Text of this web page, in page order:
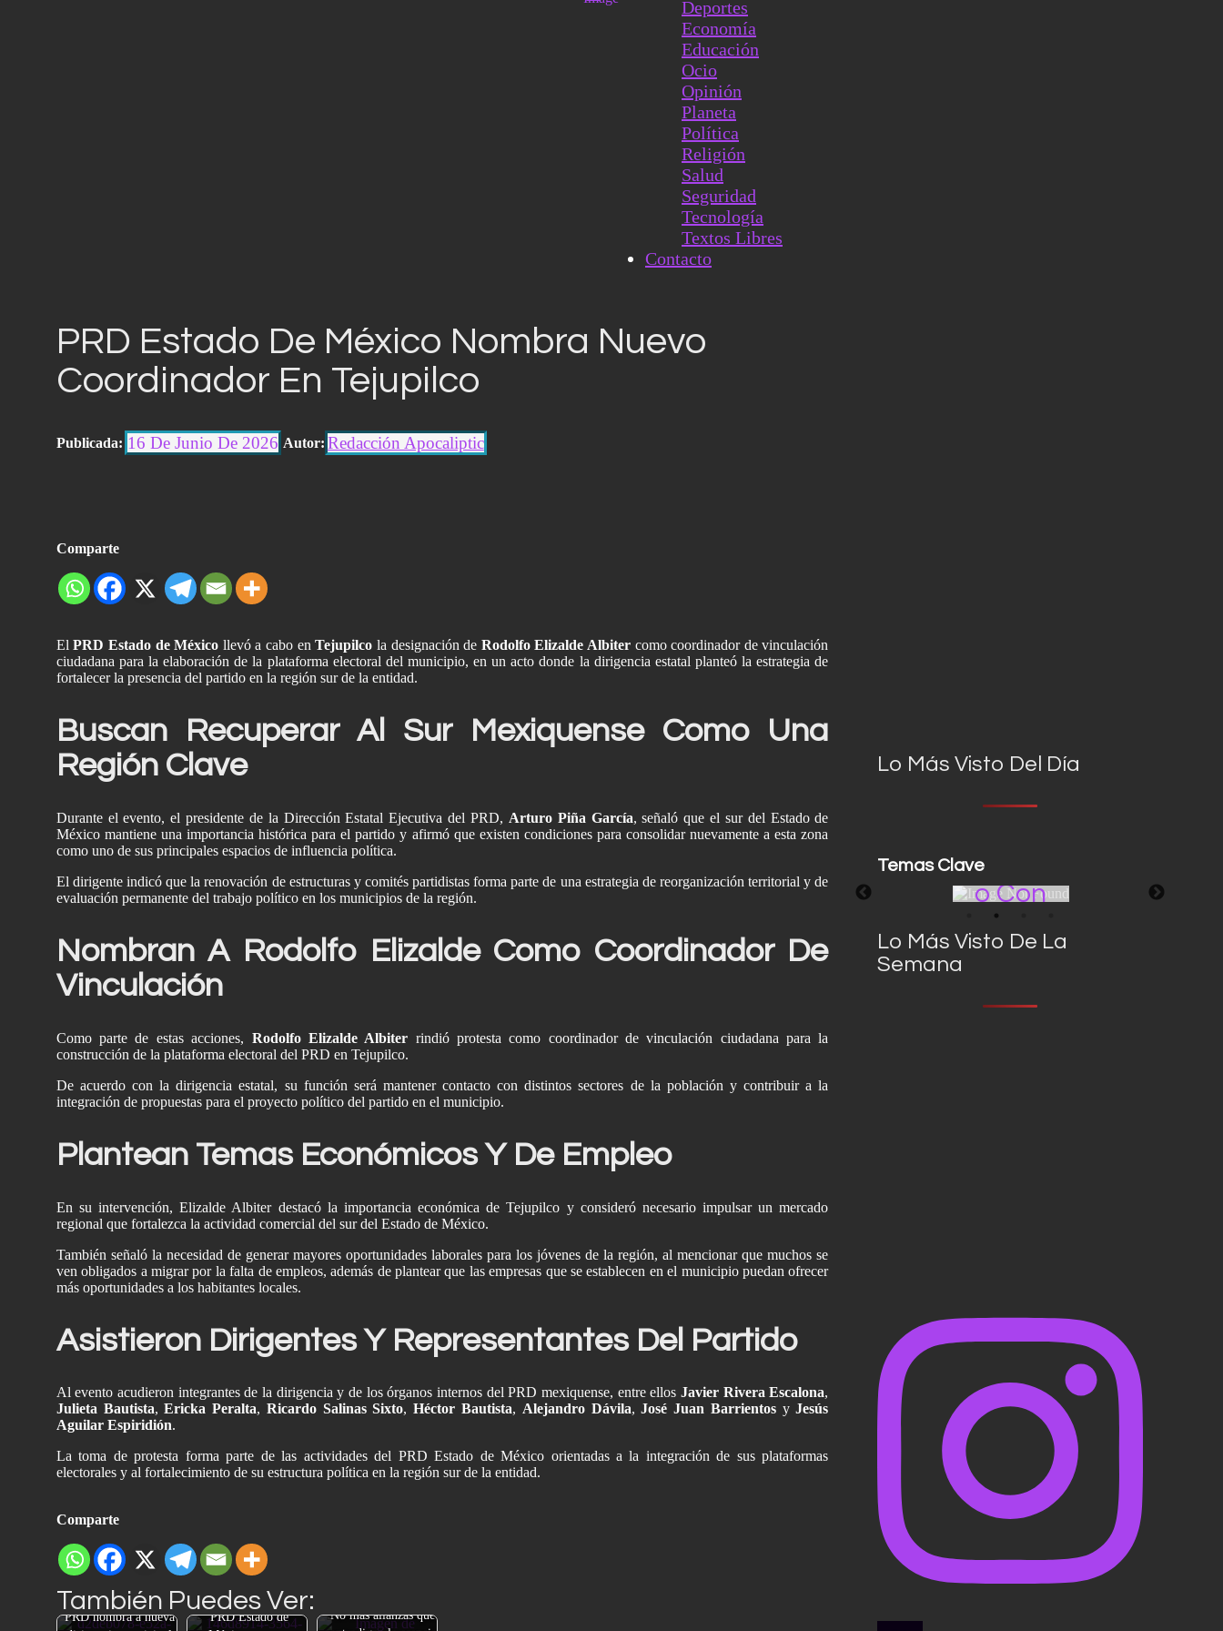
Deportes
Economía
Educación
Ocio
Opinión
Planeta
Política
Religión
Salud
Seguridad
Tecnología
Textos Libres
Contacto
PRD Estado De México Nombra Nuevo
Coordinador En Tejupilco
Publicada: 16 De Junio De 2026 Autor: Redacción Apocaliptic
Comparte
ElPRD Estado de México llevó a cabo enTejupilco la designación de Rodolfo Elizalde Albiter como coordinador de vinculación
ciudadana para la elaboración de la plataforma electoral del municipio, en un acto donde la dirigencia estatal planteó la estrategia de
fortalecer la presencia del partido en la región sur de la entidad.
Buscan Recuperar Al Sur Mexiquense Como Una
Región Clave
Durante el evento, el presidente de la Dirección Estatal Ejecutiva del PRD, Arturo Piña García, señaló que el sur del Estado de
México mantiene una importancia histórica para el partido y afirmó que existen condiciones para consolidar nuevamente a esta zona
como uno de sus principales espacios de influencia política.
El dirigente indicó que la renovación de estructuras y comités partidistas forma parte de una estrategia de reorganización territorial y de
evaluación permanente del trabajo político en los municipios de la región.
Nombran A Rodolfo Elizalde Como Coordinador De
Vinculación
Como parte de estas acciones, Rodolfo Elizalde Albiter rindió protesta como coordinador de vinculación ciudadana para la
construcción de la plataforma electoral del PRD en Tejupilco.
De acuerdo con la dirigencia estatal, su función será mantener contacto con distintos sectores de la población y contribuir a la
integración de propuestas para el proyecto político del partido en el municipio.
Plantean Temas Económicos Y De Empleo
En su intervención, Elizalde Albiter destacó la importancia económica de Tejupilco y consideró necesario impulsar un mercado
regional que fortalezca la actividad comercial del sur del Estado de México.
También señaló la necesidad de generar mayores oportunidades laborales para los jóvenes de la región, al mencionar que muchos se
ven obligados a migrar por la falta de empleos, además de plantear que las empresas que se establecen en el municipio puedan ofrecer
más oportunidades a los habitantes locales.
Asistieron Dirigentes Y Representantes Del Partido
Al evento acudieron integrantes de la dirigencia y de los órganos internos del PRD mexiquense, entre ellosJavier Rivera Escalona,
Julieta Bautista,Ericka Peralta, Ricardo Salinas Sixto,Héctor Bautista, Alejandro Dávila,José Juan BarrientosyJesús
Aguilar Espiridión.
La toma de protesta forma parte de las actividades del PRD Estado de México orientadas a la integración de sus plataformas
electorales y al fortalecimiento de su estructura política en la región sur de la entidad.
Comparte
También Puedes Ver:
PRD nombra a nueva
PRD Estado de
“No más alianzas que
Lo Más Visto Del Día
Temas Clave
Conflict
O En El
Dombá
S
N
Lidiand
O Con
Lo Más Visto De La
Semana